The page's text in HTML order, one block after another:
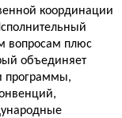
координации
вопросам плюс
объединяет
программы,